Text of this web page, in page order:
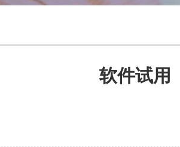
软件试用